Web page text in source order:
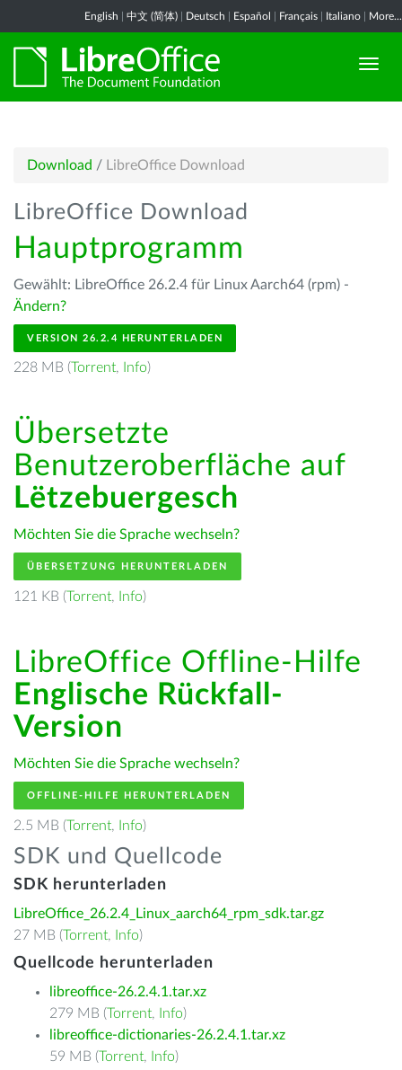
English 中文 (简体) Deutsch Español Français Italiano More...
Download / LibreOffice Download
LibreOffice Download
Hauptprogramm
Gewählt: LibreOffice 26.2.4 für Linux Aarch64 (rpm) -
Ändern?
VERSION 26.2.4 HERUNTERLADEN
228 MB (Torrent, Info)
Übersetzte
Benutzeroberfläche auf
Lëtzebuergesch
Möchten Sie die Sprache wechseln?
ÜBERSETZUNG HERUNTERLADEN
121 KB (Torrent, Info)
LibreOffice Offline-Hilfe
Englische Rückfall-
Version
Möchten Sie die Sprache wechseln?
OFFLINE-HILFE HERUNTERLADEN
2.5 MB (Torrent, Info)
SDK und Quellcode
SDK herunterladen
LibreOffice_26.2.4_Linux_aarch64_rpm_sdk.tar.gz
27 MB (Torrent, Info)
Quellcode herunterladen
libreoffice-26.2.4.1.tar.xz
279 MB (Torrent, Info)
libreoffice-dictionaries-26.2.4.1.tar.xz
59 MB (Torrent, Info)